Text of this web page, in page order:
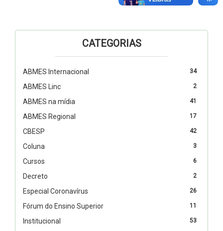
CATEGORIAS
34
ABMES Internacional
2
ABMES Linc
41
ABMES na mídia
17
ABMES Regional
42
CBESP
3
Coluna
6
Cursos
2
Decreto
26
Especial Coronavírus
11
Fórum do Ensino Superior
53
Institucional